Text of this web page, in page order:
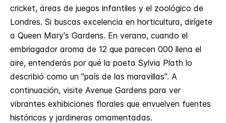
cricket, áreas de juegos infantiles y el zoológico de
Londres. Si buscas excelencia en horticultura, dirígete
a Queen Mary's Gardens. En verano, cuando el
embriagador aroma de 12 que parecen 000 llena el
aire, entenderás por qué la poeta Sylvia Plath lo
describió como un "país de las maravillas". A
continuación, visite Avenue Gardens para ver
vibrantes exhibiciones florales que envuelven fuentes
históricas y jardineras ornamentadas.